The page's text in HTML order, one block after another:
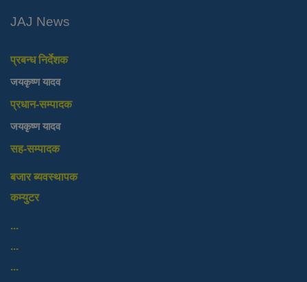
JAJ News
प्रबन्ध निर्देशक
जयकृष्ण यादव
प्रधान-सम्पादक
जयकृष्ण यादव
सह-सम्पादक
बजार ब्यवस्थापक
कम्युटर
...
...
...